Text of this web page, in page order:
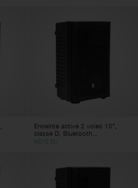
Enceinte active 2 voies 10",
classe D, Bluetooth...
AS10 EU